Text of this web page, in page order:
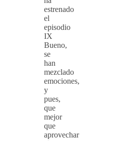
estrenado
el
episodio
IX
Bueno,
se
han
mezclado
emociones,
y
pues,
que
mejor
que
aprovechar